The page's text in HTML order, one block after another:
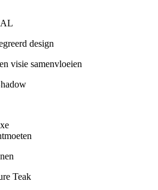
design
visie samenvloeien